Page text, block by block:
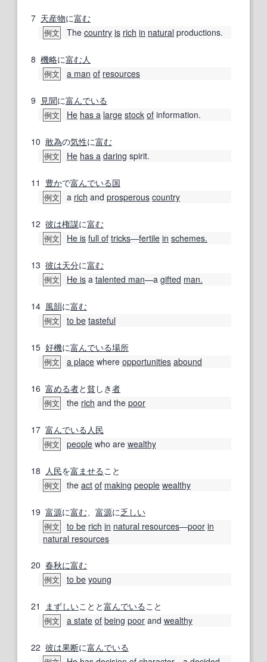
7 天産物に富む
例文 The country is rich in natural productions.
8 機略に富む人
例文 a man of resources
9 見聞に富んでいる
例文 He has a large stock of information.
10 敢為の気性に富む
例文 He has a daring spirit.
11 豊かで富んでいる国
例文 a rich and prosperous country
12 彼は権謀に富む
例文 He is full of tricks―fertile in schemes.
13 彼は天分に富む
例文 He is a talented man―a gifted man.
14 風韻に富む
例文 to be tasteful
15 好機に富んでいる場所
例文 a place where opportunities abound
16 富める者と貧 しき者
例文 the rich and the poor
17 富んでいる 人民
例文 people who are wealthy
18 人民を富 ませる こと
例文 the act of making people wealthy
19 富源に富む 富源に乏しい
例文 to be rich in natural resources―poor in
natural resources
20 春秋に富む
例文 to be young
21 まずしいことと富んでいる こと
例文 a state of being poor and wealthy
22 彼は果断に富んでいる